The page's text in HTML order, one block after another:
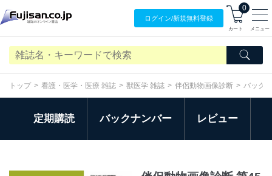
ログイン/新規無料登録
0
カート メニュー
トップ 看護・医学・医療 雑誌 獣医学 雑誌 伴侶動物画像診断 バック
定期購読 バックナンバー レビュー